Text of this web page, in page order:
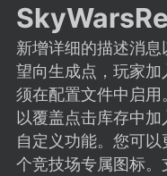
中文社区
教程
新增详细的描述消
望向生成点，玩家
须在配置文件中启用
以覆盖点击库存中
自定义功能。您可
个竞技场专属图标。